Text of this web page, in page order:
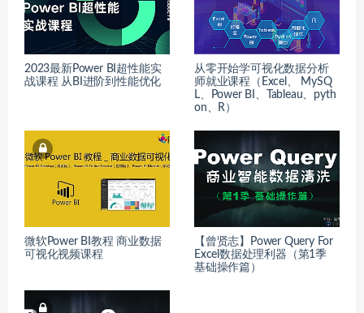
2023最新Power BI超性能实
战课程 从BI进阶到性能优化
从零开始学可视化数据分析
师就业课程（Excel、 MySQ
L、Power BI、Tableau、pyth
on、R）
微软Power BI教程 商业数据
可视化视频课程
【曾贤志】Power Query For
Excel数据处理利器（第1季
基础操作篇）